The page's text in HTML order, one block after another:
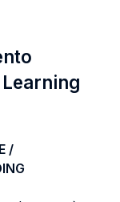
/